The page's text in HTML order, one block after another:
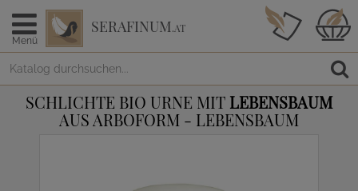
Menü
SERAFINUM.AT
SCHLICHTE BIO URNE MIT LEBENSBAUM
AUS ARBOFORM - LEBENSBAUM